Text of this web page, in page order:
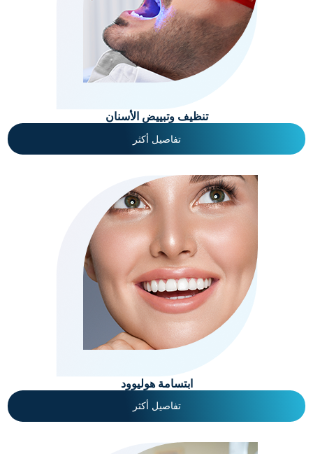
تنظيف وتبييض الأسنان
تفاصيل أكثر
ابتسامة هوليوود
تفاصيل أكثر